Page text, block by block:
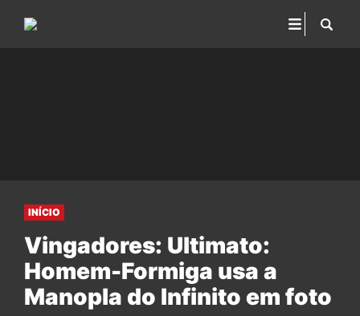
INÍCIO
Vingadores: Ultimato:
Homem-Formiga usa a
Manopla do Infinito em foto